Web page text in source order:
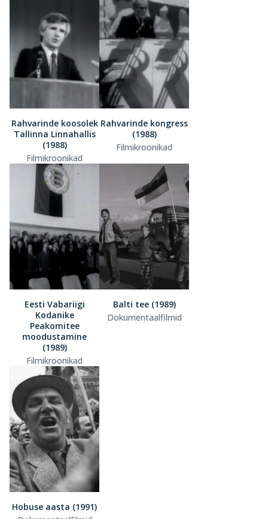
Rahvarinde koosolek
Tallinna Linnahallis
(1988)
Filmikroonikad
Rahvarinde kongress
(1988)
Filmikroonikad
Eesti Vabariigi
Kodanike
Peakomitee
moodustamine
(1989)
Filmikroonikad
Balti tee (1989)
Dokumentaalfilmid
Hobuse aasta (1991)